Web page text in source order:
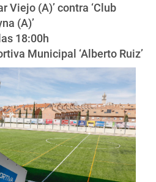
Viejo (A)’ contra ‘Club
(A)’
18:00h
Municipal ‘Alberto Ruiz’